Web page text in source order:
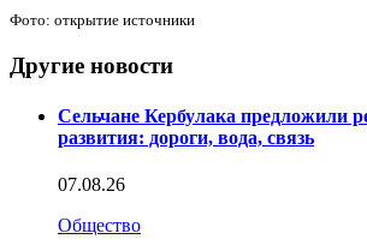
Фото: открытие источники
Другие новости
Сельчане Кербулака предложили
развития: дороги, вода, связь
07.08.26
Общество